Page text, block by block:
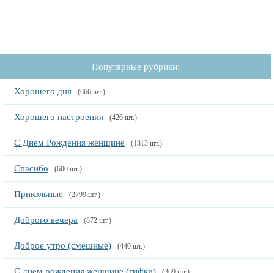
Популярные рубрики:
Хорошего дня (666 шт.)
Хорошего настроения (426 шт.)
С Днем Рождения женщине (1313 шт.)
Спасибо (600 шт.)
Прикольные (2799 шт.)
Доброго вечера (872 шт.)
Доброе утро (смешные) (440 шт.)